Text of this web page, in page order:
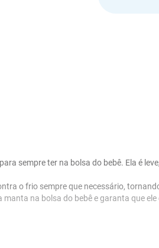
sempre ter na bolsa do bebê. Ela é
o frio sempre que necessário,
na bolsa do bebê e garanta que